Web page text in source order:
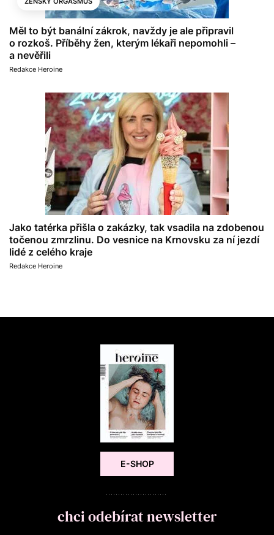
Měl to být banální zákrok, navždy je ale připravil
o rozkoš. Příběhy žen, kterým lékaři nepomohli –
a nevěřili
Redakce Heroine
Jako tatérka přišla o zakázky, tak vsadila na zdobenou
točenou zmrzlinu. Do vesnice na Krnovsku za ní jezdí
lidé z celého kraje
Redakce Heroine
E-SHOP
chci odebírat newsletter